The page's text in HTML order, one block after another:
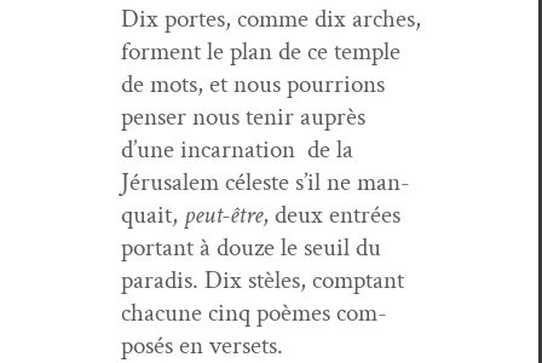
Dix portes, comme dix arch­es,
for­ment le plan de ce tem­ple
de mots, et nous pour­rions
penser nous tenir auprès
d’une incar­na­tion de la
Jérusalem céleste s’il ne man­
quait, peut-être, deux entrées
por­tant à douze le seuil du
par­adis. Dix stèles, comp­tant
cha­cune cinq poèmes com­
posés en versets.